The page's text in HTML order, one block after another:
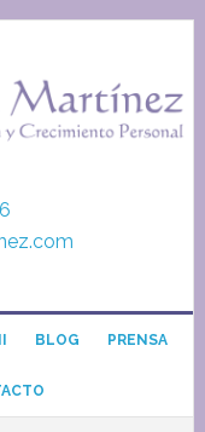
BLOG PRENSA